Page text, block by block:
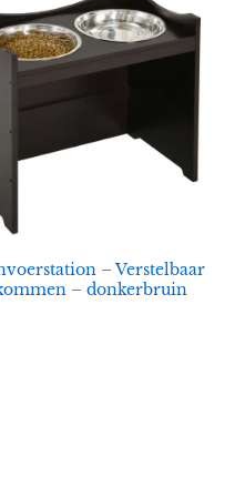
– Verstelbaar
– donkerbruin